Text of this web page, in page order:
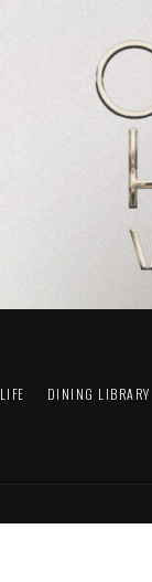
LIFE DINING LIBRARY